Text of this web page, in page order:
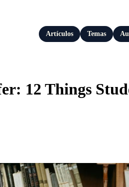
Artículos Temas
12 Things